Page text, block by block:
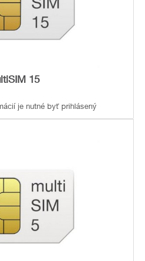
15
je nutné byť prihlásený